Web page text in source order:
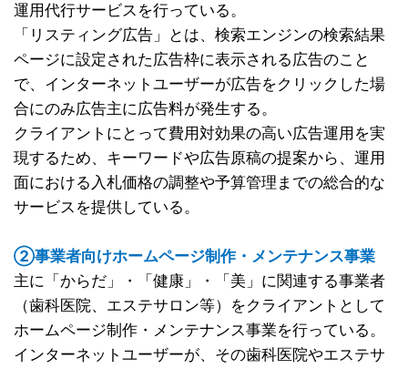
運用代行サービスを行っている。
「リスティング広告」とは、検索エンジンの検索結果
ページに設定された広告枠に表示される広告のこと
で、インターネットユーザーが広告をクリックした場
合にのみ広告主に広告料が発生する。
クライアントにとって費用対効果の高い広告運用を実
現するため、キーワードや広告原稿の提案から、運用
面における入札価格の調整や予算管理までの総合的な
サービスを提供している。
②事業者向けホームページ制作・メンテナンス事業
主に「からだ」・「健康」・「美」に関連する事業者
（歯科医院、エステサロン等）をクライアントとして
ホームページ制作・メンテナンス事業を行っている。
インターネットユーザーが、その歯科医院やエステサ